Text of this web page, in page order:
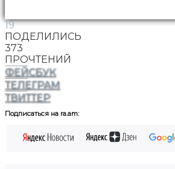
19
ПОДЕЛИЛИСЬ
373
ПРОЧТЕНИЙ
ФЕЙСБУК
ТЕЛЕГРАМ
ТВИТТЕР
Подписаться на ra.am: